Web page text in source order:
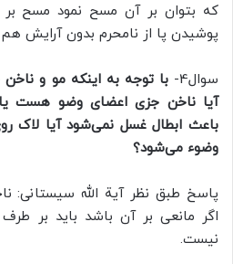
که بتوان بر آن مسح نمود مسح
پوشیدن پا از نامحرم بدون آرایش
سوال4-
با توجه به اینکه مو و
آیا ناخن جزی اعضای وضو هست
باعث ابطال غسل نمی‌شود آیا لاک
وضوء می‌شود؟
پاسخ طبق نظر آیة الله
اگر مانعی بر آن باشد باید بر
نیست.